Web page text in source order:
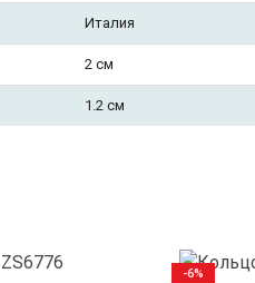
Италия
2 см
1.2 см
-6%